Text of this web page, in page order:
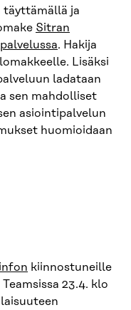
täyttämällä ja
Sitran
. Hakija
Lisäksi
ladataan
sen mahdolliset
asiointipalvelun
huomioidaan
kiinnostuneille
23.4. klo